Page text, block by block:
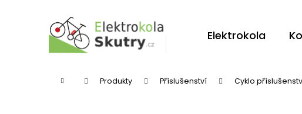
Elektrokola
Domů Produkty Příslušenství Cyklo
Zpět
Zpět